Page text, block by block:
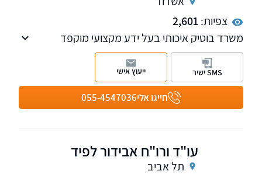
צפיות:2,601
משרד בוטיק איכותי בעל ידע מקצועי מוקפד
המעניק מעטפת משפטית מלאה ברמה הגבוהה
ביותר, בישראל והן בחו"ל, ללקוחות ישראליים
ולתושבי חוץ, לחברות וליחידים. משרד המעודכן
באופן שוטף אל מול הפסיקה והחקיקה. המשרד
מספק שירותים משפטיים וליווי 360 מעלות בתחום
חייגו אלי055-4547036
SMS ישיר ייעוץ אישי
עו"ד ורו"ח אבידור לפיד
תל אביב